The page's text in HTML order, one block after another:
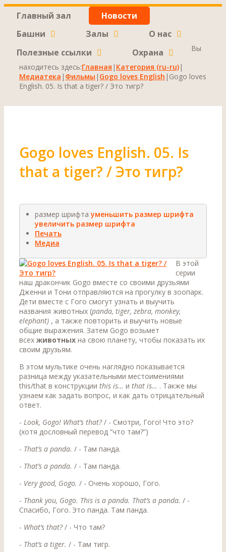
Главный зал
Новости
Башни
Залы
О нас
Полезные ссылки
Охрана
Вы
находитесь здесь:Главная | Категория (ru-ru) |
Медиатека | Фильмы | Gogo loves English | Gogo loves
English. 05. Is that a tiger? / Это тигр?
Gogo loves English. 05. Is
that a tiger? / Это тигр?
размер шрифта уменьшить размер шрифта
увеличить размер шрифта
Печать
Медиа
В этой
серии
наш дракончик Gogo вместе со своими друзьями
Дженни и Тони отправляются на прогулку в зоопарк.
Дети вместе с Гого смогут узнать и выучить
названия животных (panda, tiger, zebra, monkey,
elephant) , а также повторить и выучить новые
общие выражения. Затем Gogo возьмет
всех животных на свою планету, чтобы показать их
своим друзьям.
В этом мультике очень наглядно показывается
разница между указательными местоимениями
this/that в конструкции this is… и that is… . Также мы
узнаем как задать вопрос, и как дать отрицательный
ответ.
- Look, Gogo! What’s that?/ - Смотри, Гого! Что это?
(хотя дословный перевод “что там?”)
- That’s a panda. / - Там панда.
- That’s a panda. / - Там панда.
- Very good, Gogo. / - Очень хорошо, Гого.
- Thank you, Gogo. This is a panda. That’s a panda. / -
Спасибо, Гого. Это панда. Там панда.
- What’s that?/ - Что там?
- That’s a tiger. / - Там тигр.